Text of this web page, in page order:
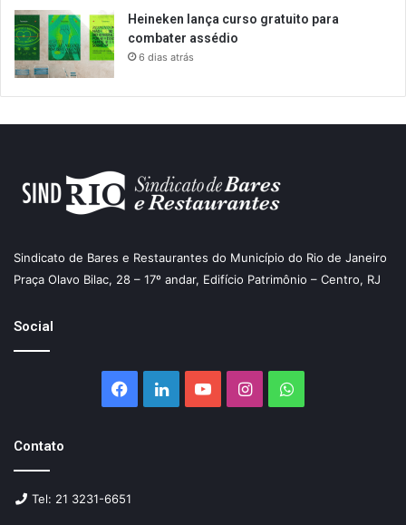
Heineken lança curso gratuito para
combater assédio
6 dias atrás
Sindicato de Bares e Restaurantes do Município do Rio de Janeiro
Praça Olavo Bilac, 28 – 17º andar, Edifício Patrimônio – Centro, RJ
Social
Facebook
LinkedinYouTubeInstagramWhatsApp
Contato
Tel: 21 3231-6651